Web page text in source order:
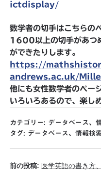
ictdisplay/
数学者の切手はこちらの
1600以上の切手があつ
ができたりします。
https://
andrews.ac.uk/
他にも女性数学者のペー
いろいろあるので、楽し
カテゴリー: データベース 、
タグ: データベース 、 情報検
前の投稿: 医学英語の書き方